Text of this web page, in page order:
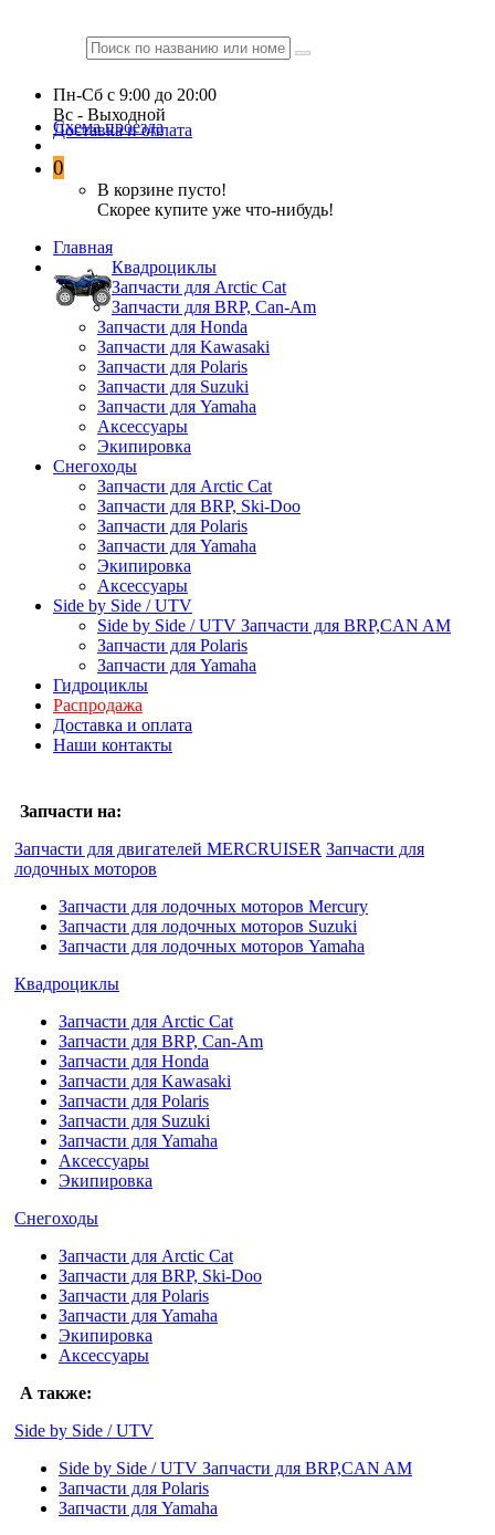
Пн-Сб c 9:00 до 20:00
Вc - Выходной
Схема проезда
Доставка и оплата
0
В корзине пусто!
Скорее купите уже что-нибудь!
Главная
Квадроциклы
Запчасти для Arctic Cat
Запчасти для BRP, Can-Am
Запчасти для Honda
Запчасти для Kawasaki
Запчасти для Polaris
Запчасти для Suzuki
Запчасти для Yamaha
Аксессуары
Экипировка
Снегоходы
Запчасти для Arctic Cat
Запчасти для BRP, Ski-Doo
Запчасти для Polaris
Запчасти для Yamaha
Экипировка
Аксессуары
Side by Side / UTV
Side by Side / UTV Запчасти для BRP,CAN AM
Запчасти для Polaris
Запчасти для Yamaha
Гидроциклы
Распродажа
Доставка и оплата
Наши контакты
Запчасти на:
Запчасти для двигателей MERCRUISER Запчасти для
лодочных моторов
Запчасти для лодочных моторов Mercury
Запчасти для лодочных моторов Suzuki
Запчасти для лодочных моторов Yamaha
Квадроциклы
Запчасти для Arctic Cat
Запчасти для BRP, Can-Am
Запчасти для Honda
Запчасти для Kawasaki
Запчасти для Polaris
Запчасти для Suzuki
Запчасти для Yamaha
Аксессуары
Экипировка
Снегоходы
Запчасти для Arctic Cat
Запчасти для BRP, Ski-Doo
Запчасти для Polaris
Запчасти для Yamaha
Экипировка
Аксессуары
А также:
Side by Side / UTV
Side by Side / UTV Запчасти для BRP,CAN AM
Запчасти для Polaris
Запчасти для Yamaha